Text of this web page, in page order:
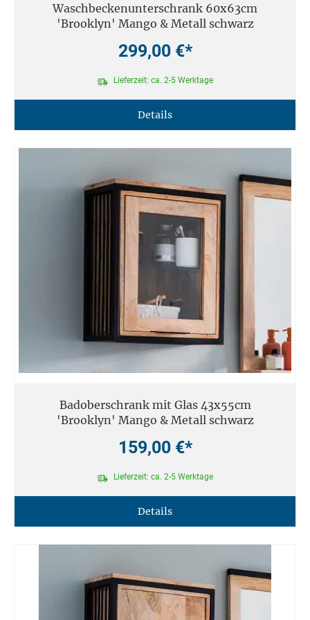
Waschbeckenunterschrank 60x63cm
'Brooklyn' Mango & Metall schwarz
299,00 €*
Lieferzeit: ca. 2-5 Werktage
Details
Badoberschrank mit Glas 43x55cm
'Brooklyn' Mango & Metall schwarz
159,00 €*
Lieferzeit: ca. 2-5 Werktage
Details